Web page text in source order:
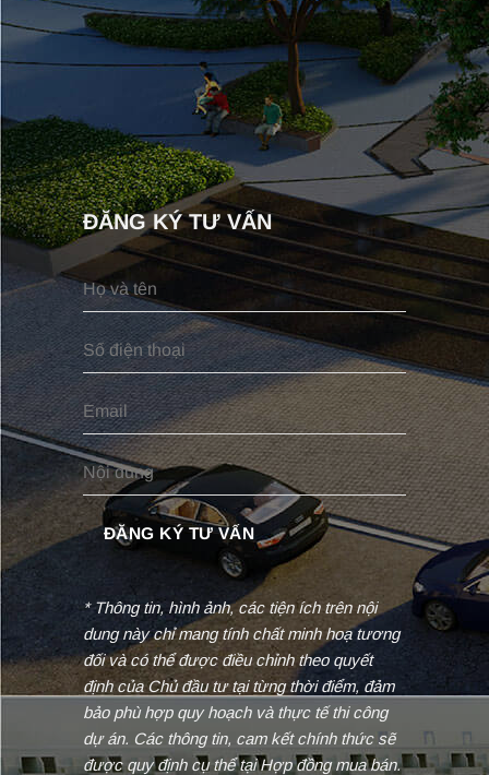
ĐĂNG KÝ TƯ VẤN
* Thông tin, hình ảnh, các tiện ích trên nội
dung này chỉ mang tính chất minh hoạ tương
đối và có thể được điều chỉnh theo quyết
định của Chủ đầu tư tại từng thời điểm, đảm
bảo phù hợp quy hoạch và thực tế thi công
dự án. Các thông tin, cam kết chính thức sẽ
được quy định cụ thể tại Hợp đồng mua bán.